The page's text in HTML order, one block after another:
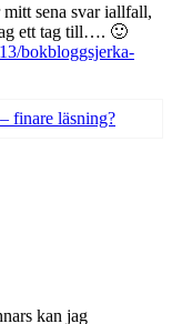
sena svar iallfall,
ett tag till…. 🙂
bokbloggsjerka-
finare läsning?
kan jag